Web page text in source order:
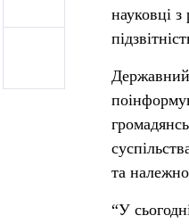
науковці
Державний
та
“У